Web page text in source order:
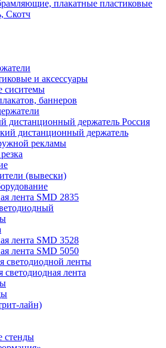
плакатные пластиковые
Скотч
и аксессуары
сиситемы
баннеров
дистанционный держатель Россия
дистанционный держатель
рекламы
(вывески)
лента SMD 2835
лента SMD 3528
лента SMD 5050
светодиодной ленты
светодиодная лента
лайн)
стенды